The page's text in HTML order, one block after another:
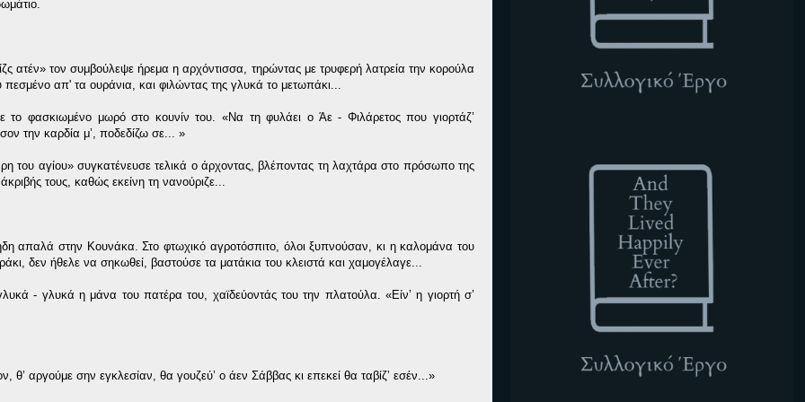
ατέν» τον συμβούλεψε ήρεμα η αρχόντισσα, τηρώντας με τρυφερή λατρεία την κορούλα
απ' τα ουράνια, και φιλώντας της γλυκά το μετωπάκι...
το φασκιωμένο μωρό στο κουνίν του. «Να τη φυλάει ο Άε - Φιλάρετος που γιορτάζ’
την καρδία μ’, ποδεδίζω σε... »
του αγίου» συγκατένευσε τελικά ο άρχοντας, βλέποντας τη λαχτάρα στο πρόσωπο της
τους, καθώς εκείνη τη νανούριζε...
απαλά στην Κουνάκα. Στο φτωχικό αγροτόσπιτο, όλοι ξυπνούσαν, κι η καλομάνα του
δεν ήθελε να σηκωθεί, βαστούσε τα ματάκια του κλειστά και χαμογέλαγε...
- γλυκά η μάνα του πατέρα του, χαϊδεύοντάς του την πλατούλα. «Είν’ η γιορτή σ’
αργούμε σην εγκλεσίαν, θα γουζεύ’ ο άεν Σάββας κι επεκεί θα ταβίζ’ εσέν...»